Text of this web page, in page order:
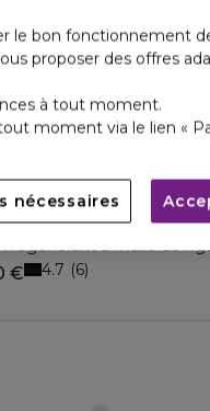
ROBIN
régénérant à l'huile de
€ 4.7 6
le bon fonctionnement
proposer des offres
à tout moment.
moment via le lien «
nécessaires